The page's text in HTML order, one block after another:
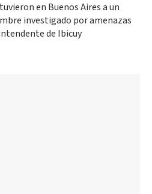
en Buenos Aires a un
investigado por amenazas
de Ibicuy